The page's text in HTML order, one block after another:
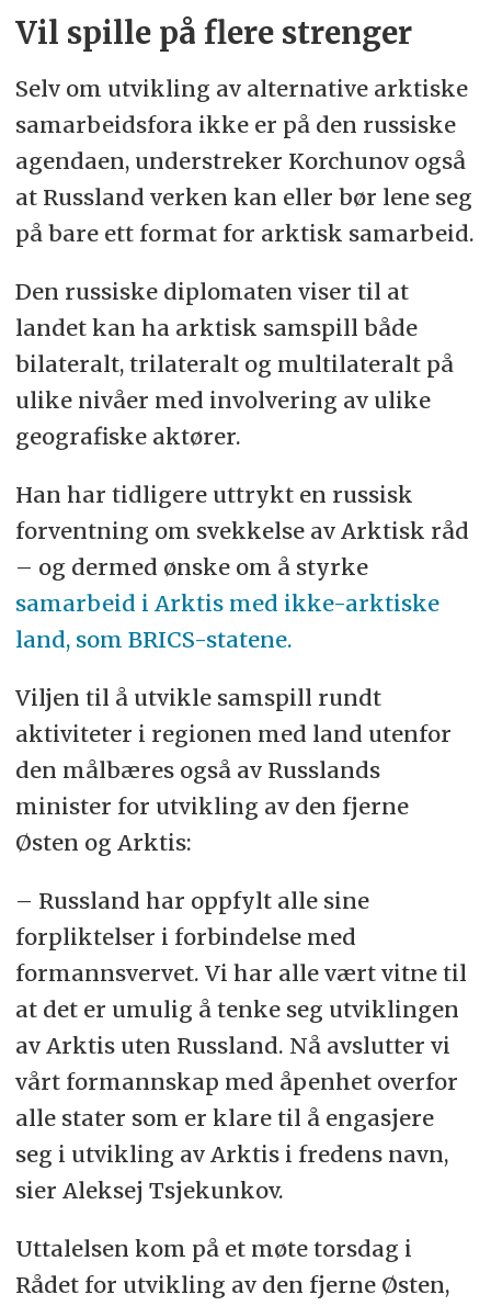
Vil spille på flere strenger
Selv om utvikling av alternative arktiske
samarbeidsfora ikke er på den russiske
agendaen, understreker Korchunov også
at Russland verken kan eller bør lene seg
på bare ett format for arktisk samarbeid.
Den russiske diplomaten viser til at
landet kan ha arktisk samspill både
bilateralt, trilateralt og multilateralt på
ulike nivåer med involvering av ulike
geografiske aktører.
Han har tidligere uttrykt en russisk
forventning om svekkelse av Arktisk råd
– og dermed ønske om å styrke
samarbeid i Arktis med ikke-arktiske
land, som BRICS-statene.
Viljen til å utvikle samspill rundt
aktiviteter i regionen med land utenfor
den målbæres også av Russlands
minister for utvikling av den fjerne
Østen og Arktis:
– Russland har oppfylt alle sine
forpliktelser i forbindelse med
formannsvervet. Vi har alle vært vitne til
at det er umulig å tenke seg utviklingen
av Arktis uten Russland. Nå avslutter vi
vårt formannskap med åpenhet overfor
alle stater som er klare til å engasjere
seg i utvikling av Arktis i fredens navn,
sier Aleksej Tsjekunkov.
Uttalelsen kom på et møte torsdag i
Rådet for utvikling av den fjerne Østen,